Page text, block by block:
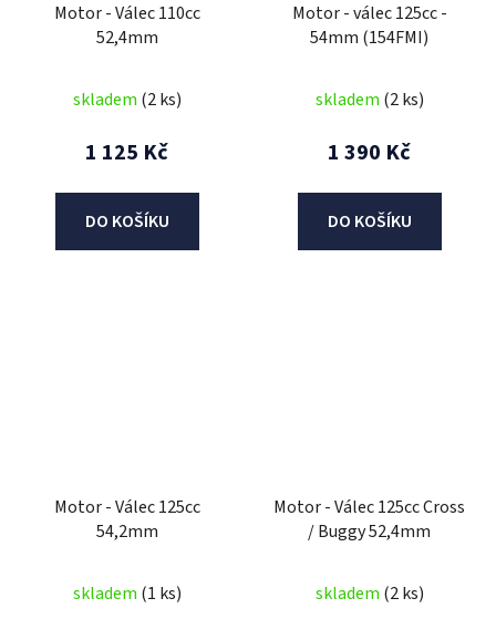
Motor - Válec 110cc
52,4mm
skladem (2 ks)
1 125 Kč
DO KOŠÍKU
Motor - válec 125cc -
54mm (154FMI)
skladem (2 ks)
1 390 Kč
DO KOŠÍKU
Motor - Válec 125cc
54,2mm
skladem (1 ks)
Motor - Válec 125cc Cross
/ Buggy 52,4mm
skladem (2 ks)